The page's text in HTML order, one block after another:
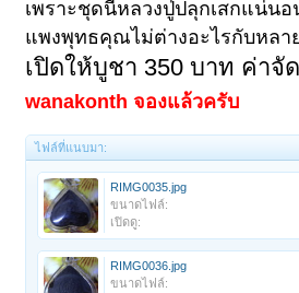
เพราะชุดนี้หลวงปู่ปลุกเสกแน่น
แพงพุทธคุณไม่ต่างอะไรกับหลา
เปิดให้บูชา 350 บาท ค่าจั
wanakonth จองแล้วครับ
ไฟล์ที่แนบมา:
RIMG0035.jpg
ขนาดไฟล์:
เปิดดู:
RIMG0036.jpg
ขนาดไฟล์: